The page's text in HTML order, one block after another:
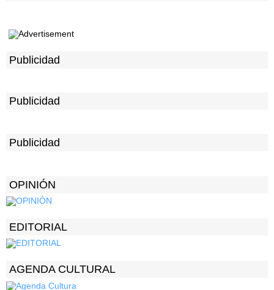
Publicidad
Publicidad
Publicidad
OPINIÓN
EDITORIAL
AGENDA CULTURAL